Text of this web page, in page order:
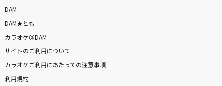
DAM
DAM★とも
カラオケ＠DAM
サイトのご利用について
カラオケご利用にあたっての注意事項
利用規約